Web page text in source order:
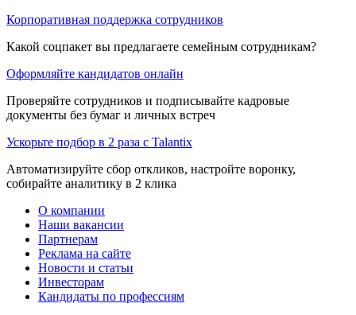
Корпоративная поддержка сотрудников
Какой соцпакет вы предлагаете семейным сотрудникам?
Оформляйте кандидатов онлайн
Проверяйте сотрудников и подписывайте кадровые
документы без бумаг и личных встреч
Ускорьте подбор в 2 раза с Talantix
Автоматизируйте сбор откликов, настройте воронку,
собирайте аналитику в 2 клика
О компании
Наши вакансии
Партнерам
Реклама на сайте
Новости и статьи
Инвесторам
Кандидаты по профессиям